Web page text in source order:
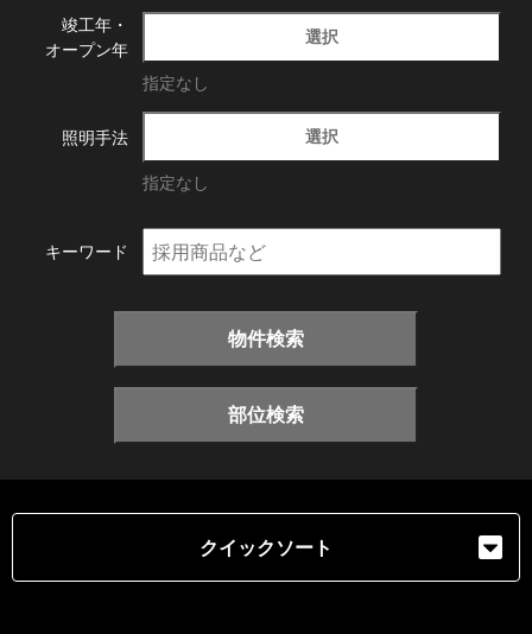
竣工年・
オープン年
選択
指定なし
照明手法 選択
指定なし
キーワード
物件検索
部位検索
クイックソート